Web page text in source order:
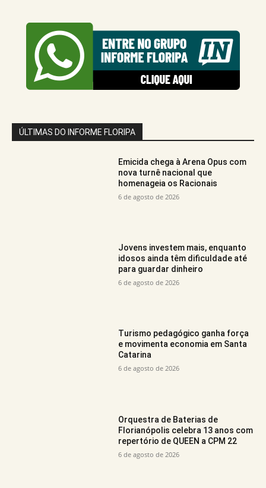
ÚLTIMAS DO INFORME FLORIPA
Emicida chega à Arena Opus com
nova turnê nacional que
homenageia os Racionais
6 de agosto de 2026
Jovens investem mais, enquanto
idosos ainda têm dificuldade até
para guardar dinheiro
6 de agosto de 2026
Turismo pedagógico ganha força
e movimenta economia em Santa
Catarina
6 de agosto de 2026
Orquestra de Baterias de
Florianópolis celebra 13 anos com
repertório de QUEEN a CPM 22
6 de agosto de 2026